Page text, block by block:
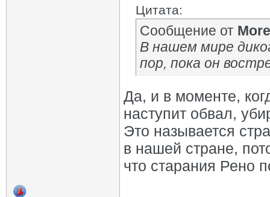
Цитата:
Сообщение от More
В нашем мире
пор, пока он
Да, и в моменте,
наступит обвал,
Это называется
в нашей стране,
что старания Рено